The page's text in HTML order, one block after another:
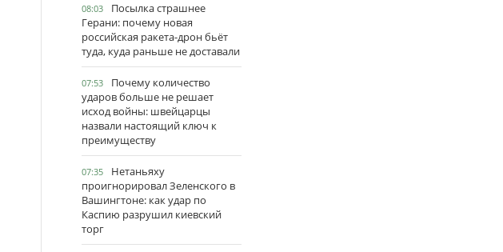
08:03
Посылка страшнее
Герани: почему новая
российская ракета-дрон бьёт
туда, куда раньше не доставали
07:53
Почему количество
ударов больше не решает
исход войны: швейцарцы
назвали настоящий ключ к
преимуществу
07:35
Нетаньяху
проигнорировал Зеленского в
Вашингтоне: как удар по
Каспию разрушил киевский
торг